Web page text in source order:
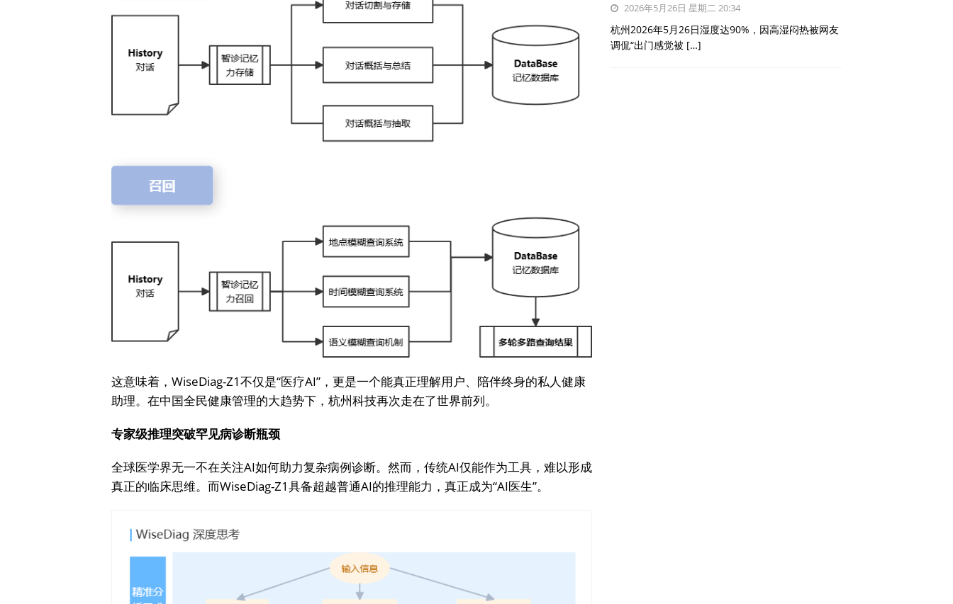
这意味着，WiseDiag-Z1不仅是“医疗AI”，更是一个能真正理解用户、陪伴终身的私人健康
助理。在中国全民健康管理的大趋势下，杭州科技再次走在了世界前列。
专家级推理突破罕见病诊断瓶颈
全球医学界无一不在关注AI如何助力复杂病例诊断。然而，传统AI仅能作为工具，难以形成
真正的临床思维。而WiseDiag-Z1具备超越普通AI的推理能力，真正成为“AI医生”。
2026年5月26日 星期二 20:34
杭州2026年5月26日湿度达90%，因高湿闷热被网友
调侃“出门感觉被 […]